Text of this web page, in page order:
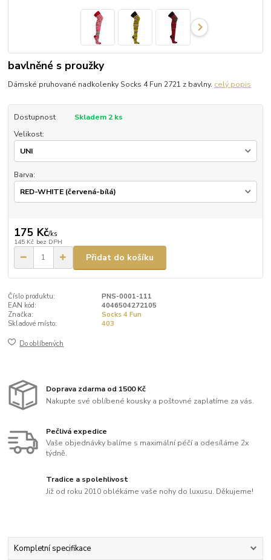
bavlněné s proužky
Dámské pruhované nadkolenky Socks 4 Fun 2721 z bavlny. celý popis
Dostupnost
Skladem 2 ks
Velikost:
Barva:
175 Kč/ks
145 Kč bez DPH
Přidat do košíku
Číslo produktu:
PNS-0001-111
EAN kód:
4046504272105
Značka:
Socks 4 Fun
Skladové místo:
403
Do oblíbených
Doprava zdarma od 1500 Kč
Nakupte své oblíbené kousky a poštovné zaplatíme za vás.
Pečlivá expedice
Vaše objednávky balíme s maximální péčí a odesíláme 2x
týdně.
Tradice a spolehlivost
Již od roku 2010 oblékáme vaše nohy do luxusu. Děkujeme!
Kompletní specifikace